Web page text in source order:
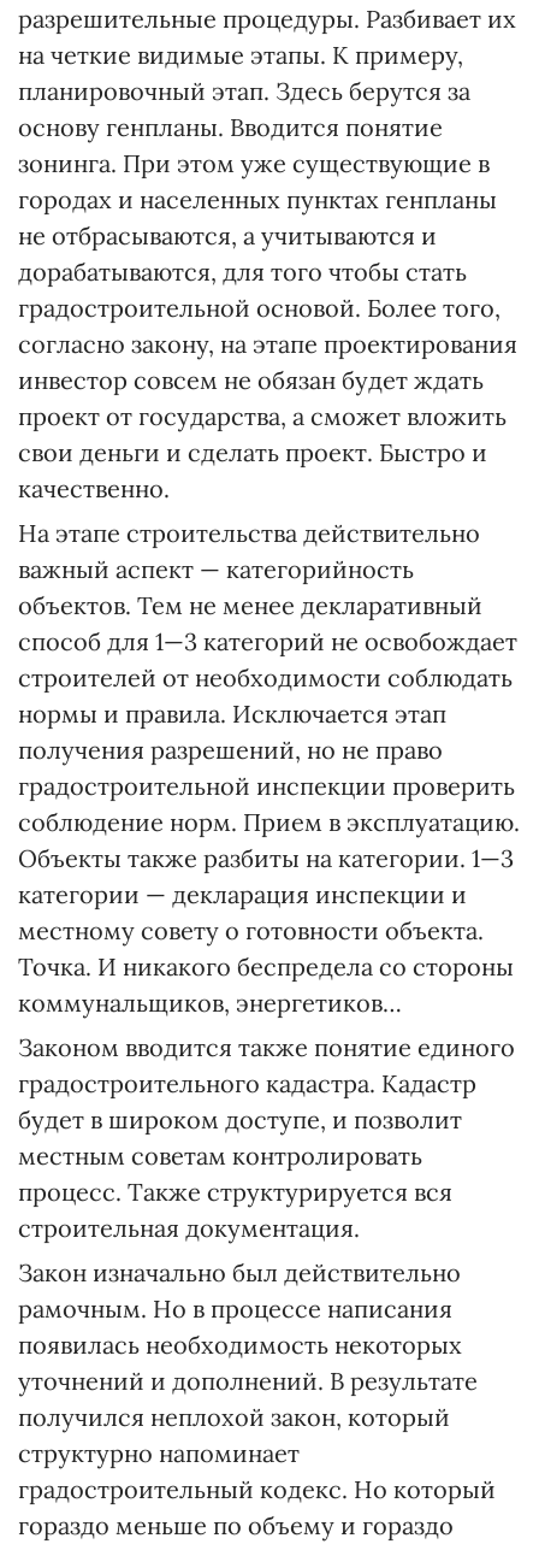
разрешительные процедуры. Разбивает их
на четкие видимые этапы. К примеру,
планировочный этап. Здесь берутся за
основу генпланы. Вводится понятие
зонинга. При этом уже существующие в
городах и населенных пунктах генпланы
не отбрасываются, а учитываются и
дорабатываются, для того чтобы стать
градостроительной основой. Более того,
согласно закону, на этапе проектирования
инвестор совсем не обязан будет ждать
проект от государства, а сможет вложить
свои деньги и сделать проект. Быстро и
качественно.
На этапе строительства действительно
важный аспект — категорийность
объектов. Тем не менее декларативный
способ для 1—3 категорий не освобождает
строителей от необходимости соблюдать
нормы и правила. Исключается этап
получения разрешений, но не право
градостроительной инспекции проверить
соблюдение норм. Прием в эксплуатацию.
Объекты также разбиты на категории. 1—3
категории — декларация инспекции и
местному совету о готовности объекта.
Точка. И никакого беспредела со стороны
коммунальщиков, энергетиков…
Законом вводится также понятие единого
градостроительного кадастра. Кадастр
будет в широком доступе, и позволит
местным советам контролировать
процесс. Также структурируется вся
строительная документация.
Закон изначально был действительно
рамочным. Но в процессе написания
появилась необходимость некоторых
уточнений и дополнений. В результате
получился неплохой закон, который
структурно напоминает
градостроительный кодекс. Но который
гораздо меньше по объему и гораздо